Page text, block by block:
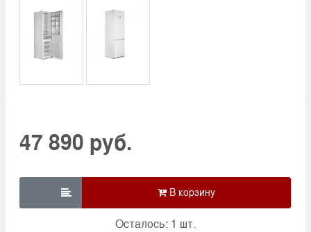
47 890 руб.

Осталось: 1 шт.